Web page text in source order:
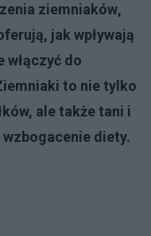
ziemniaków,
jak wpływają
włączyć do
to nie tylko
ale także tani i
wzbogacenie diety.